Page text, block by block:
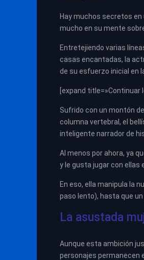
Hay muchos secretos en
mucho en su mente
Entretejiendo varias
casas encantadas, la
de su esfuerzo inicial en
[expand title=»Continuar
Sufrido con un montón
columna vertebral, el
inteligente narrador de
Al menos por ahora, ya
y le gusta jugar con ellas
En eso, ella manipula la
paso lento), hasta que
La asustada
Aunque esta ambición
personajes permanecen